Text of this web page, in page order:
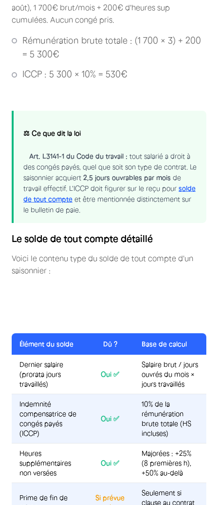
août), 1 700€ brut/mois + 200€ d'heures sup
cumulées. Aucun congé pris.
Rémunération brute totale : (1 700 × 3) + 200
= 5 300€
ICCP : 5 300 × 10% = 530€
⚖️ Ce que dit la loi
Art. L3141-1 du Code du travail : tout salarié a droit à
des congés payés, quel que soit son type de contrat. Le
saisonnier acquiert 2,5 jours ouvrables par mois de
travail effectif. L'ICCP doit figurer sur le reçu pour solde
de tout compte et être mentionnée distinctement sur
le bulletin de paie.
Le solde de tout compte détaillé
Voici le contenu type du solde de tout compte d'un
saisonnier :
Élément du solde Dû ? Base de calcul
Dernier salaire
(prorata jours
travaillés)
Oui ✅
Salaire brut / jours
ouvrés du mois ×
jours travaillés
Indemnité
compensatrice de
congés payés
(ICCP)
Oui ✅
10% de la
rémunération
brute totale (HS
incluses)
Heures
supplémentaires
non versées
Oui ✅
Majorées : +25%
(8 premières h),
+50% au-delà
Prime de fin de
Si prévue
Seulement si
clause au contrat